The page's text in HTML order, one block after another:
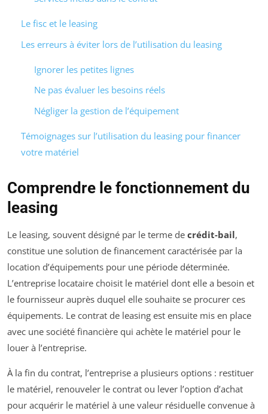
Le fisc et le leasing
Les erreurs à éviter lors de l’utilisation du leasing
Ignorer les petites lignes
Ne pas évaluer les besoins réels
Négliger la gestion de l’équipement
Témoignages sur l’utilisation du leasing pour financer
votre matériel
Comprendre le fonctionnement du
leasing
Le leasing, souvent désigné par le terme de crédit-bail,
constitue une solution de financement caractérisée par la
location d’équipements pour une période déterminée.
L’entreprise locataire choisit le matériel dont elle a besoin et
le fournisseur auprès duquel elle souhaite se procurer ces
équipements. Le contrat de leasing est ensuite mis en place
avec une société financière qui achète le matériel pour le
louer à l’entreprise.
À la fin du contrat, l’entreprise a plusieurs options : restituer
le matériel, renouveler le contrat ou lever l’option d’achat
pour acquérir le matériel à une valeur résiduelle convenue à